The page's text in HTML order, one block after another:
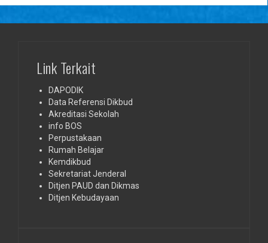
Link Terkait
DAPODIK
Data Referensi Dikbud
Akreditasi Sekolah
info BOS
Perpustakaan
Rumah Belajar
Kemdikbud
Sekretariat Jenderal
Ditjen PAUD dan Dikmas
Ditjen Kebudayaan